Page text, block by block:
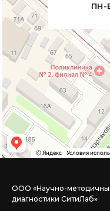
ПН-
ООО «Научно-
диагностики СитиЛаб»